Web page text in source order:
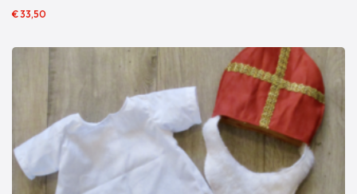
€ 33,50